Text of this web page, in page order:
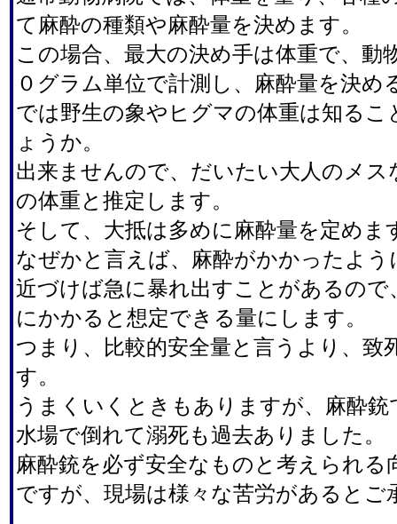
て麻酔の種類や麻酔量を決めます。
この場合、最大の決め手は体重で、動
０グラム単位で計測し、麻酔量を決め
では野生の象やヒグマの体重は知るこ
ょうか。
出来ませんので、だいたい大人のメ
の体重と推定します。
そして、大抵は多めに麻酔量を定めま
なぜかと言えば、麻酔がかかったよう
近づけば急に暴れ出すことがあるので
にかかると想定できる量にします。
つまり、比較的安全量と言うより、致
す。
うまくいくときもありますが、麻酔
水場で倒れて溺死も過去ありました。
麻酔銃を必ず安全なものと考えられる
ですが、現場は様々な苦労があるとご